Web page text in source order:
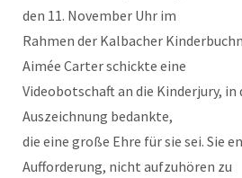
den 11. November Uhr im
Rahmen der Kalbacher
Aimée Carter schickte eine
Videobotschaft an die Kinderjury, in
Auszeichnung bedankte,
die eine große Ehre für sie sei. Sie
Aufforderung, nicht aufzuhören zu